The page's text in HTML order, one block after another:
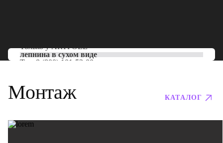
Только уARTPOLE
лепнина в сухом виде
Тел: 8 (800) 101-53-00
Монтаж КАТАЛОГ